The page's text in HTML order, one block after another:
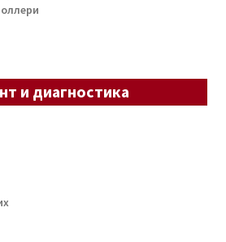
и диагностика